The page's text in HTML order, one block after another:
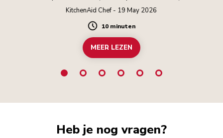
smaakvolle koffie en friszure sinaasappel worden
gecombineerd. Drink alcohol verantwoord.
KitchenAid Chef - 19 May 2026
Duration
10 minuten
MEER LEZEN
Heb je nog vragen?